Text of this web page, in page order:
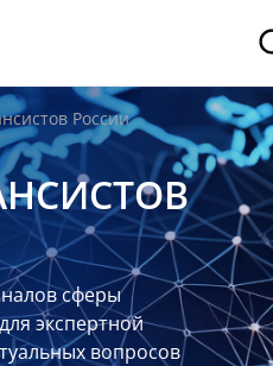
России
сферы
экспертной
вопросов